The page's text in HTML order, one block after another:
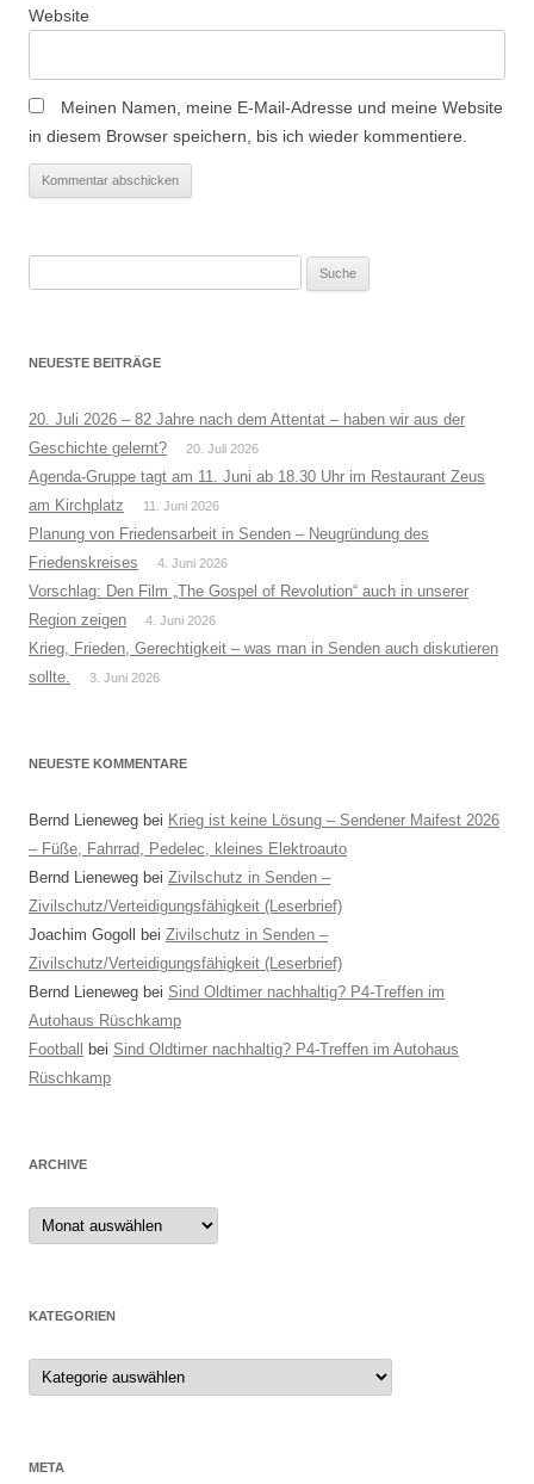
Website
Meinen Namen, meine E-Mail-Adresse und meine Website
in diesem Browser speichern, bis ich wieder kommentiere.
NEUESTE BEITRÄGE
20. Juli 2026 – 82 Jahre nach dem Attentat – haben wir aus der
Geschichte gelernt?
20. Juli 2026
Agenda-Gruppe tagt am 11. Juni ab 18.30 Uhr im Restaurant Zeus
am Kirchplatz
11. Juni 2026
Planung von Friedensarbeit in Senden – Neugründung des
Friedenskreises
4. Juni 2026
Vorschlag: Den Film „The Gospel of Revolution“ auch in unserer
Region zeigen
4. Juni 2026
Krieg, Frieden, Gerechtigkeit – was man in Senden auch diskutieren
sollte.
3. Juni 2026
NEUESTE KOMMENTARE
Bernd Lieneweg bei Krieg ist keine Lösung – Sendener Maifest 2026
– Füße, Fahrrad, Pedelec, kleines Elektroauto
Bernd Lieneweg bei Zivilschutz in Senden –
Zivilschutz/Verteidigungsfähigkeit (Leserbrief)
Joachim Gogoll
bei Zivilschutz in Senden –
Zivilschutz/Verteidigungsfähigkeit (Leserbrief)
Bernd Lieneweg bei Sind Oldtimer nachhaltig? P4-Treffen im
Autohaus Rüschkamp
Football
bei Sind Oldtimer nachhaltig? P4-Treffen im Autohaus
Rüschkamp
ARCHIVE
Archive
KATEGORIEN
Kategorien
META